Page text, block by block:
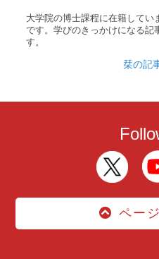
大学院の博士課程に在籍してい
です。学びのきっかけになる記
す。
栞の記
ペー